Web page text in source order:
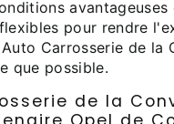
avantageuses
pour rendre
Carrosserie de la
que possible.
de la